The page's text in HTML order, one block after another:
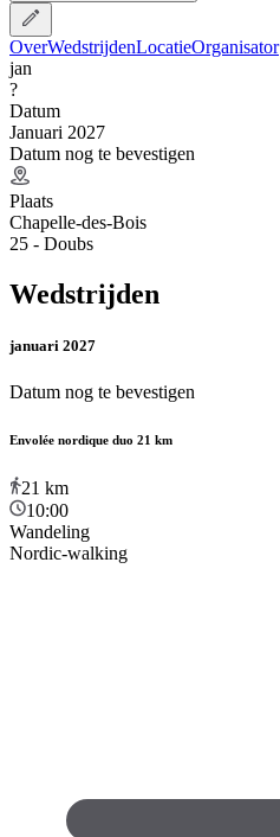
OverWedstrijdenLocatieOrganisator
jan
?
Datum
Januari 2027
Datum nog te bevestigen
Plaats
Chapelle-des-Bois
25 - Doubs
Wedstrijden
januari 2027
Datum nog te bevestigen
Envolée nordique duo 21 km
21 km
10:00
Wandeling
Nordic-walking